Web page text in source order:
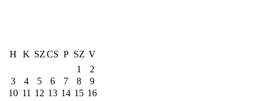
H K SZCS P SZ V
1
2
3
4 5 6 7 8
9
10 11 12 13 14 15 16